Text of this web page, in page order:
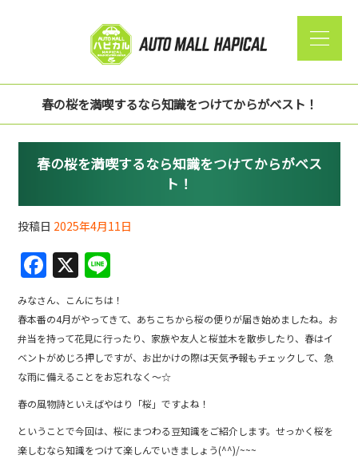
春の桜を満喫するなら知識をつけてからがベスト！
春の桜を満喫するなら知識をつけてからがベス
ト！
投稿日 2025年4月11日
F
a
c
e
b
o
o
k
X
n
e
みなさん、こんにちは！
春本番の4月がやってきて、あちこちから桜の便りが届き始めましたね。お
弁当を持って花見に行ったり、家族や友人と桜並木を散歩したり、春はイ
ベントがめじろ押しですが、お出かけの際は天気予報もチェックして、急
な雨に備えることをお忘れなく～☆
春の風物詩といえばやはり「桜」ですよね！
ということで今回は、桜にまつわる豆知識をご紹介します。せっかく桜を
楽しむなら知識をつけて楽しんでいきましょう(^^)/~~~